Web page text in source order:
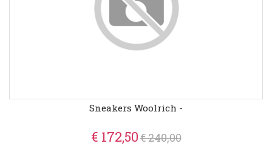
Sneakers Woolrich -
€ 172,50€ 240,00